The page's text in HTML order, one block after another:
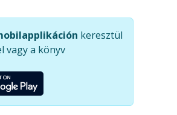
keresztül
vagy a könyv